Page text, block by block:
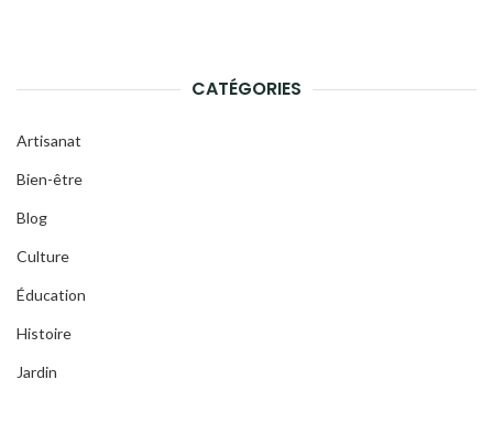
CATÉGORIES
Artisanat
Bien-être
Blog
Culture
Éducation
Histoire
Jardin